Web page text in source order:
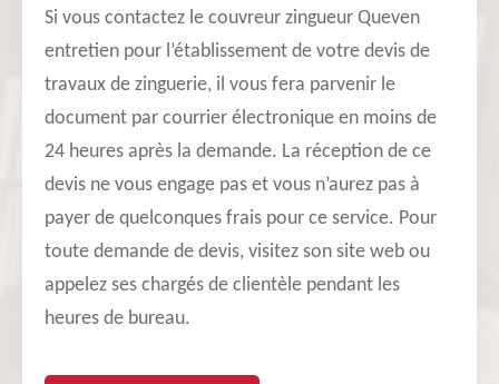
Si vous contactez le couvreur zingueur Queven
entretien pour l’établissement de votre devis de
travaux de zinguerie, il vous fera parvenir le
document par courrier électronique en moins de
24 heures après la demande. La réception de ce
devis ne vous engage pas et vous n’aurez pas à
payer de quelconques frais pour ce service. Pour
toute demande de devis, visitez son site web ou
appelez ses chargés de clientèle pendant les
heures de bureau.